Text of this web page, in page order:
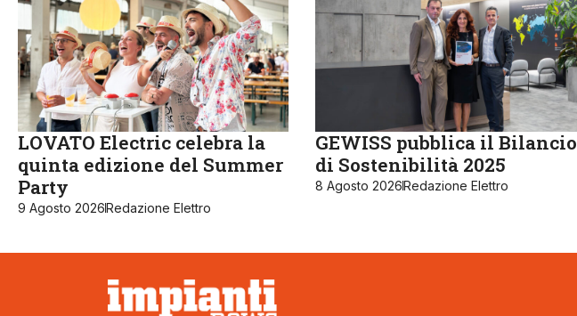
LOVATO Electric celebra la
quinta edizione del Summer
Party
9 Agosto 2026Redazione Elettro
GEWISS pubblica il Bilancio
di Sostenibilità 2025
8 Agosto 2026Redazione Elettro